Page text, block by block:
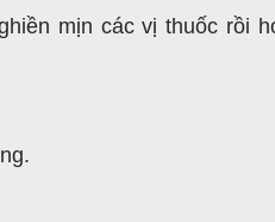
mịn các vị thuốc rồi